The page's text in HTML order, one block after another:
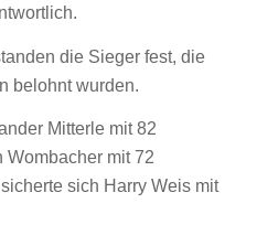
die Sieger fest, die
belohnt wurden.
Mitterle mit 82
Wombacher mit 72
sich Harry Weis mit